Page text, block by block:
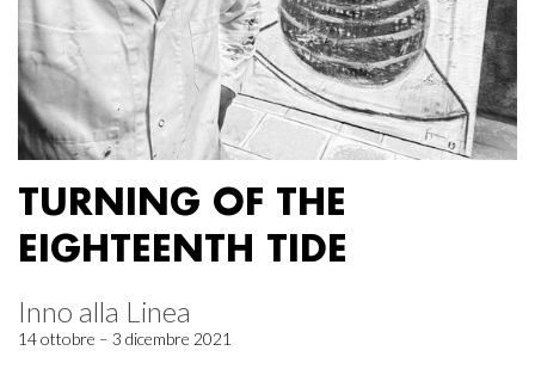
TURNING OF THE
EIGHTEENTH TIDE
Inno alla Linea
14 ottobre – 3 dicembre 2021